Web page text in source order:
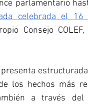
parlamentario
celebrada el
Consejo
los hechos más
a través